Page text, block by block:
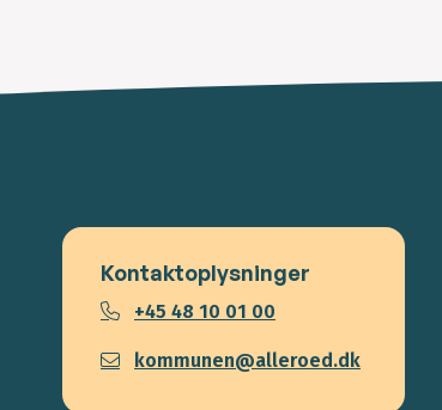
Kontaktoplysninger
+45 48 10 01 00
kommunen@alleroed.dk